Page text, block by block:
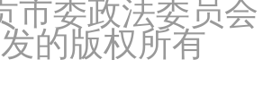
市委政法委员会
的版权所有